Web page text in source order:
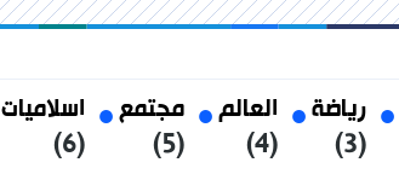
رياضة
(3)
العالم
(4)
مجتمع
(5)
اسلاميات
(6)